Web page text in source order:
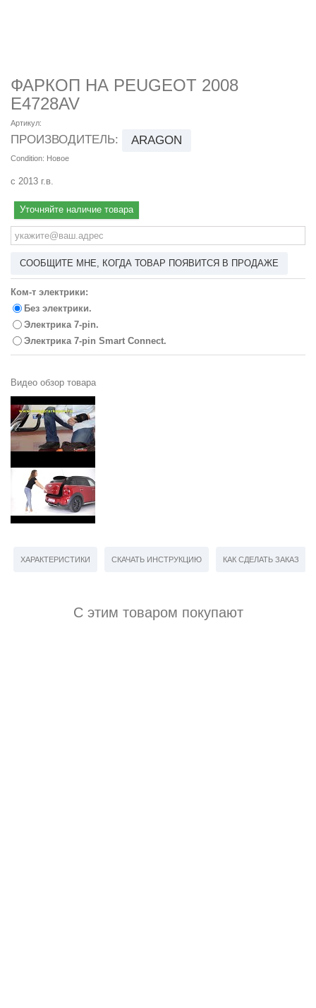
ФАРКОП НА PEUGEOT 2008
E4728AV
Артикул:
ПРОИЗВОДИТЕЛЬ: ARAGON
Condition: Новое
с 2013 г.в.
Уточняйте наличие товара
СООБЩИТЕ МНЕ, КОГДА ТОВАР ПОЯВИТСЯ В ПРОДАЖЕ
Ком-т электрики:
Без электрики.
Электрика 7-pin.
Электрика 7-pin Smart Connect.
Видео обзор товара
ХАРАКТЕРИСТИКИ СКАЧАТЬ ИНСТРУКЦИЮ КАК СДЕЛАТЬ ЗАКАЗ
С этим товаром покупают